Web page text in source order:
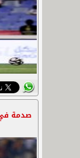
صدمة في